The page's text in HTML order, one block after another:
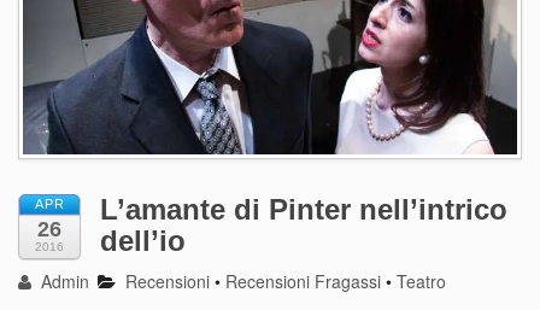
APR
26
2016
L’amante di Pinter nell’intrico
dell’io
Admin Recensioni • Recensioni Fragassi •Teatro